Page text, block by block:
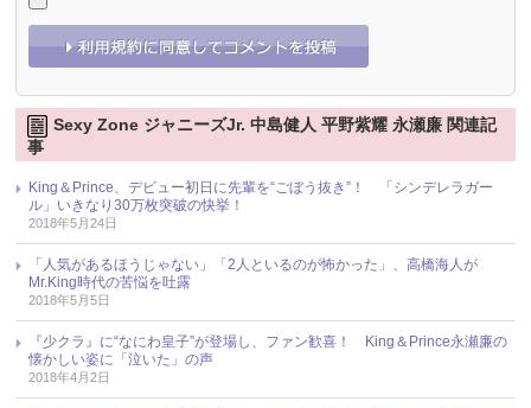
Sexy Zone ジャニーズJr. 中島健人 平野紫耀 永瀬廉 関連記
事
King＆Prince、デビュー初日に先輩を“ごぼう抜き”！ 「シンデレラガー
ル」いきなり30万枚突破の快挙！
2018年5月24日
「人気があるほうじゃない」「2人といるのが怖かった」、高橋海人が
Mr.King時代の苦悩を吐露
2018年5月5日
『少クラ』に“なにわ皇子”が登場し、ファン歓喜！ King＆Prince永瀬廉の
懐かしい姿に「泣いた」の声
2018年4月2日